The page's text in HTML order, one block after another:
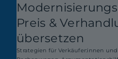
Preis &
übersetzen
Strategien für Verkäufer:innen